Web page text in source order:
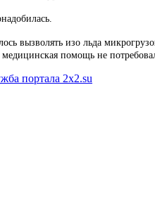
вызволять изо льда
помощь не
портала 2x2.su